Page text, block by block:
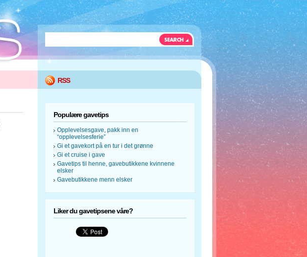
RSS
Populære gavetips
Opplevelsesgave, pakk inn en
“opplevelsesferie”
Gi et gavekort på en tur i det grønne
Gi et cruise i gave
Gavetips til henne, gavebutikkene kvinnene
elsker
Gavebutikkene menn elsker
Liker du gavetipsene våre?